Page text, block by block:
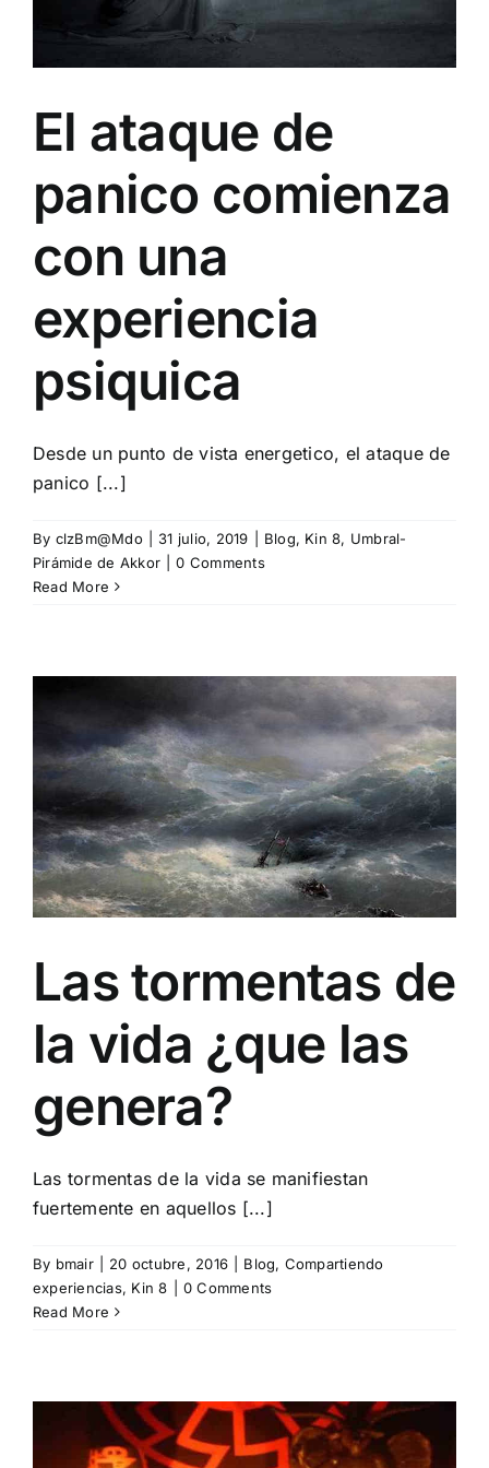
El ataque de
panico comienza
con una
experiencia
psiquica
Desde un punto de vista energetico, el ataque de
panico [...]
By clzBm@Mdo 31 julio, 2019 Blog, Kin 8, Umbral-
Pirámide de Akkor
0 Comments
Read More
Las tormentas de
la vida ¿que las
genera?
Las tormentas de la vida se manifiestan
fuertemente en aquellos [...]
By bmair 20 octubre, 2016 Blog, Compartiendo
experiencias, Kin 8
0 Comments
Read More